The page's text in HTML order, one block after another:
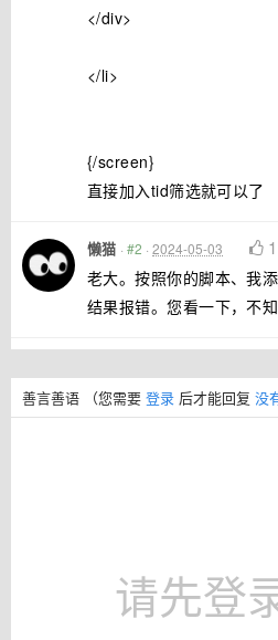
</div>
</li>
{/screen}
直接加入tid筛选就可以了
懒猫 · #2 · 2024-05-03 1
老大。按照你的脚本、我添
结果报错。您看一下，不
善言善语 （您需要 登录 后才能回复 没
请先登